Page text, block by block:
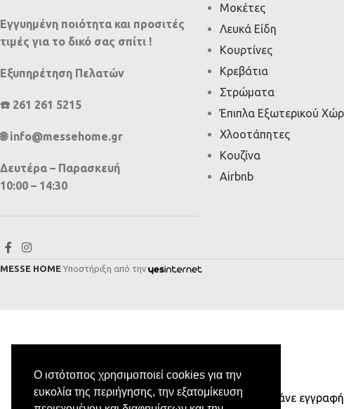
Ο ιστότοπος χρησιμοποιεί cookies για την
ευκολία της περιήγησης, την εξατομίκευση
Εγγυημένη ποιότητα και προσιτές
τιμές για το δικό σας σπίτι !
Εξυπηρέτηση Πελατών
☎️ 261 261 5215
🌐 info@messehome.gr
Δευτέρα – Παρασκευή
10:00 – 14:30
Μοκέτες
Λευκά Είδη
Κουρτίνες
Κρεβάτια
Στρώματα
Έπιπλα Εξωτερικού
Χλοοτάπητες
Κουζίνα
Airbnb
MESSE HOME Υποστήριξη από την
Κάνε